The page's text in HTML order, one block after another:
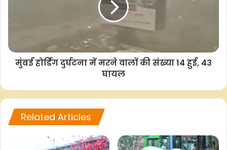
मुंबई होर्डिंग दुर्घटना में मरने वालों की संख्या 14 हुई, 43
घायल
Related Articles